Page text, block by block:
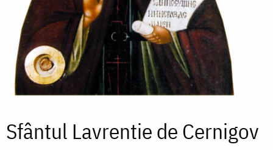
Sfântul Lavrentie de Cernigov